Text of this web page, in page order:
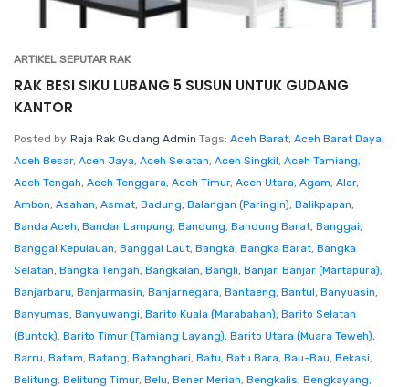
ARTIKEL SEPUTAR RAK
RAK BESI SIKU LUBANG 5 SUSUN UNTUK GUDANG
KANTOR
Posted by Raja Rak Gudang Admin Tags: Aceh Barat, Aceh Barat Daya,
Aceh Besar, Aceh Jaya, Aceh Selatan, Aceh Singkil, Aceh Tamiang,
Aceh Tengah, Aceh Tenggara, Aceh Timur, Aceh Utara, Agam, Alor,
Ambon, Asahan, Asmat, Badung, Balangan (Paringin), Balikpapan,
Banda Aceh, Bandar Lampung, Bandung, Bandung Barat, Banggai,
Banggai Kepulauan, Banggai Laut, Bangka, Bangka Barat, Bangka
Selatan, Bangka Tengah, Bangkalan, Bangli, Banjar, Banjar (Martapura),
Banjarbaru, Banjarmasin, Banjarnegara, Bantaeng, Bantul, Banyuasin,
Banyumas, Banyuwangi, Barito Kuala (Marabahan), Barito Selatan
(Buntok), Barito Timur (Tamiang Layang), Barito Utara (Muara Teweh),
Barru, Batam, Batang, Batanghari, Batu, Batu Bara, Bau-Bau, Bekasi,
Belitung, Belitung Timur, Belu, Bener Meriah, Bengkalis, Bengkayang,